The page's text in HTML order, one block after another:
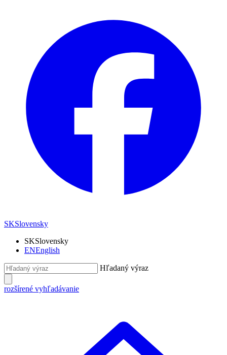
SKSlovensky
SKSlovensky
ENEnglish
Hľadaný výraz
rozšírené vyhľadávanie